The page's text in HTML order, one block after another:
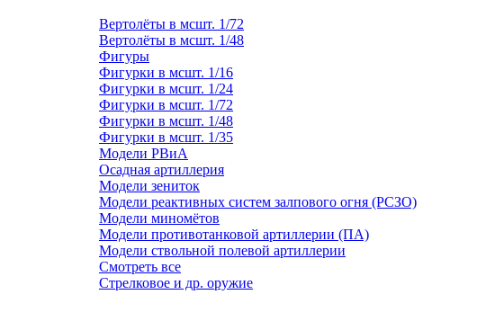
Вертолёты в мсшт. 1/72
Вертолёты в мсшт. 1/48
Фигуры
Фигурки в мсшт. 1/16
Фигурки в мсшт. 1/24
Фигурки в мсшт. 1/72
Фигурки в мсшт. 1/48
Фигурки в мсшт. 1/35
Модели РВиА
Осадная артиллерия
Модели зениток
Модели реактивных систем залпового огня (РСЗО)
Модели миномётов
Модели противотанковой артиллерии (ПА)
Модели ствольной полевой артиллерии
Смотреть все
Стрелковое и др. оружие